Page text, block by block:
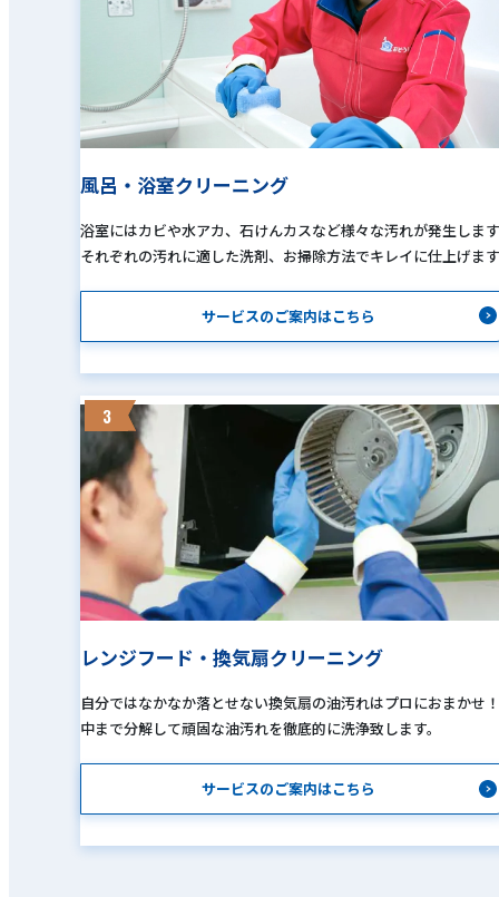
風呂・浴室クリーニング
浴室にはカビや水アカ、石けんカスなど様々な汚れが発生しま
それぞれの汚れに適した洗剤、お掃除方法でキレイに仕上げま
サービスのご案内はこちら
3
レンジフード・換気扇クリーニング
自分ではなかなか落とせない換気扇の油汚れはプロにおまかせ！
中まで分解して頑固な油汚れを徹底的に洗浄致します。
サービスのご案内はこちら